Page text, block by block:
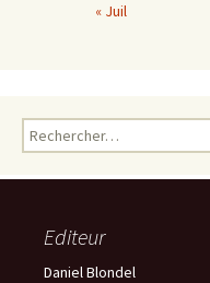
« Juil
Rechercher :
Editeur
Daniel Blondel